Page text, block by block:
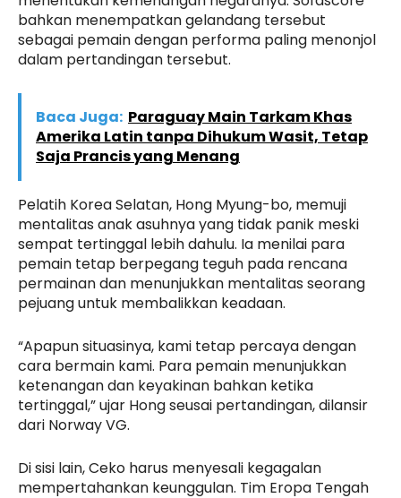
bahkan menempatkan gelandang tersebut
sebagai pemain dengan performa paling menonjol
dalam pertandingan tersebut.
Baca Juga: Paraguay Main Tarkam Khas
Amerika Latin tanpa Dihukum Wasit, Tetap
Saja Prancis yang Menang
Pelatih Korea Selatan, Hong Myung-bo, memuji
mentalitas anak asuhnya yang tidak panik meski
sempat tertinggal lebih dahulu. Ia menilai para
pemain tetap berpegang teguh pada rencana
permainan dan menunjukkan mentalitas seorang
pejuang untuk membalikkan keadaan.
“Apapun situasinya, kami tetap percaya dengan
cara bermain kami. Para pemain menunjukkan
ketenangan dan keyakinan bahkan ketika
tertinggal,” ujar Hong seusai pertandingan, dilansir
dari Norway VG.
Di sisi lain, Ceko harus menyesali kegagalan
mempertahankan keunggulan. Tim Eropa Tengah